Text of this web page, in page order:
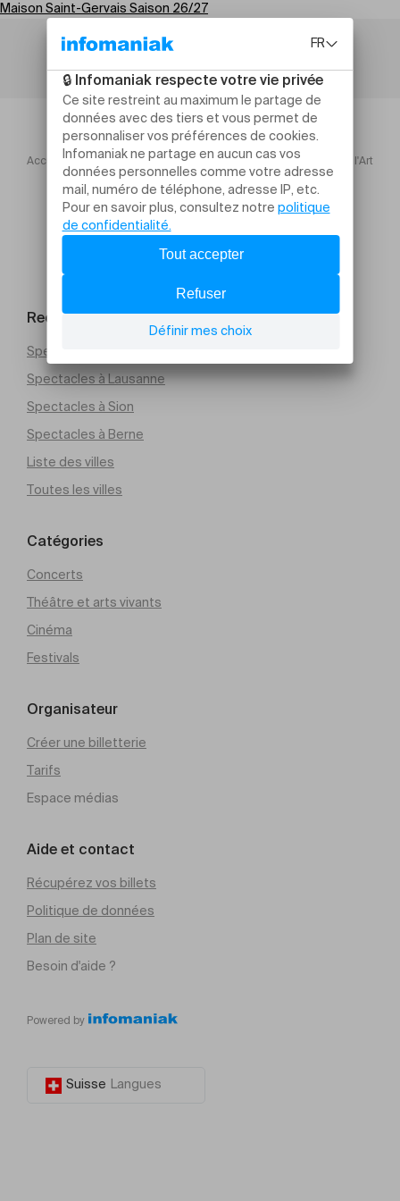
Maison Saint-Gervais Saison 26/27
Accueil Maison Saint Gervais Saison 2627 L'Amour de l'Art
Rechercher un évènement
Spectacles à Genève
Spectacles à Lausanne
Spectacles à Sion
Spectacles à Berne
Liste des villes
Toutes les villes
Catégories
Concerts
Théâtre et arts vivants
Cinéma
Festivals
Organisateur
Créer une billetterie
Tarifs
Espace médias
Aide et contact
Récupérez vos billets
Politique de données
Plan de site
Besoin d'aide ?
Powered by
Suisse Langues